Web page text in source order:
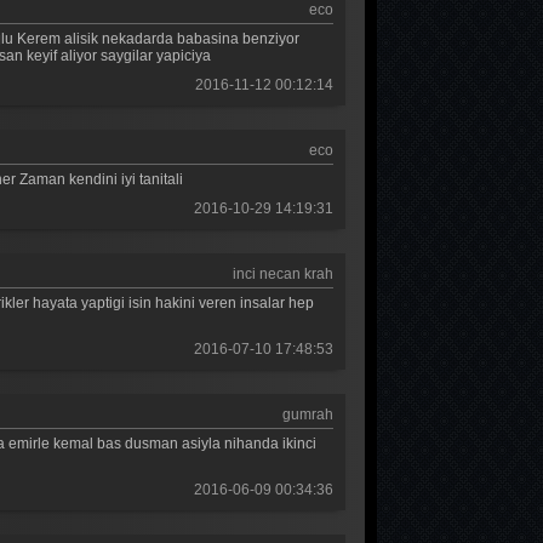
Kara Sevda 31. Bölüm
Kara Sevda 30. Bölüm
Kara Sevda 27. Bölüm
Kara Sevda 25. Bölüm
eco
Kerem alisik nekadarda babasina benziyor
keyif aliyor saygilar yapiciya
2016-11-12 00:12:14
eco
Zaman kendini iyi tanitali
2016-10-29 14:19:31
inci necan krah
hayata yaptigi isin hakini veren insalar hep
2016-07-10 17:48:53
gumrah
kemal bas dusman asiyla nihanda ikinci
2016-06-09 00:34:36